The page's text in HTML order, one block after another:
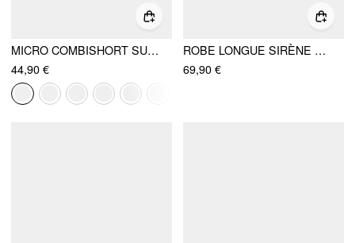
MICRO COMBISHORT SUPERPOSÉ COL BATEAU FRONCÉ OURLET VOLANT
44,90 €
ROBE LONGUE SIRÈNE À SEQUINS DÉGRADÉS ET COL HALTÈRE
69,90 €